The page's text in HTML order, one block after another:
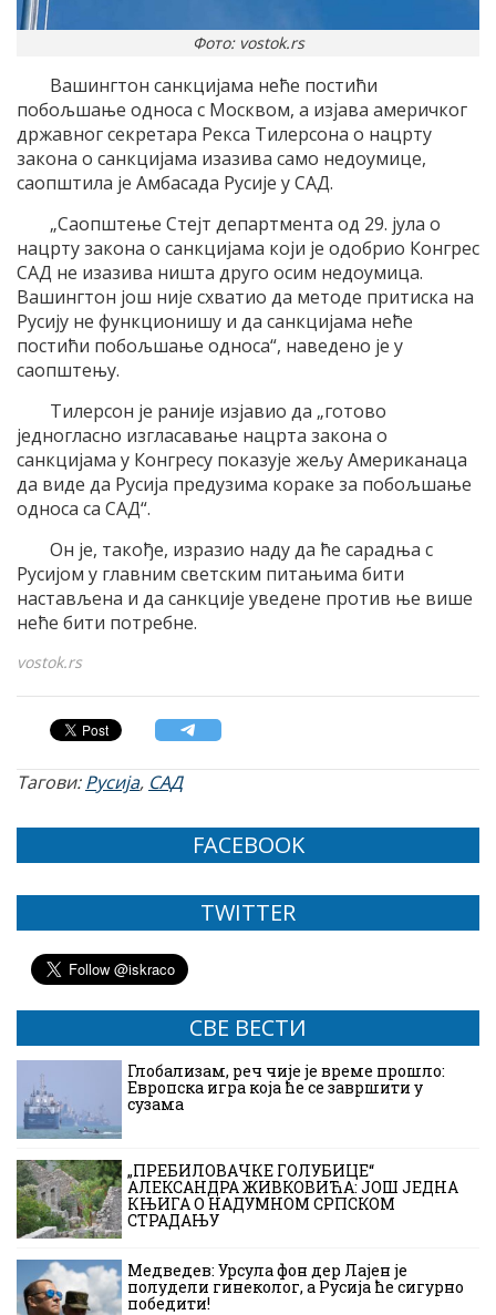
Фото: vostok.rs
Вашингтон санкцијама неће постићи
побољшање односа с Москвом, а изјава америчког
државног секретара Рекса Тилерсона о нацрту
закона о санкцијама изазива само недоумице,
саопштила је Амбасада Русије у САД.
„Саопштење Стејт департмента од 29. јула о
нацрту закона о санкцијама који је одобрио Конгрес
САД не изазива ништа друго осим недоумица.
Вашингтон још није схватио да методе притиска на
Русију не функционишу и да санкцијама неће
постићи побољшање односа“, наведено је у
саопштењу.
Тилерсон је раније изјавио да „готово
једногласно изгласавање нацрта закона о
санкцијама у Конгресу показује жељу Американаца
да виде да Русија предузима кораке за побољшање
односа са САД“.
Он је, такође, изразио наду да ће сарадња с
Русијом у главним светским питањима бити
настављена и да санкције уведене против ње више
неће бити потребне.
vostok.rs
Тагови:Русија, САД
FACEBOOK
TWITTER
СВЕ ВЕСТИ
Глобализам, реч чије је време прошло:
Европска игра која ће се завршити у
сузама
„ПРЕБИЛОВАЧКЕ ГОЛУБИЦЕ“
АЛЕКСАНДРА ЖИВКОВИЋА: ЈОШ ЈЕДНА
КЊИГА О НАДУМНОМ СРПСКОМ
СТРАДАЊУ
Медведев: Урсула фон дер Лајен је
полудели гинеколог, а Русија ће сигурно
победити!